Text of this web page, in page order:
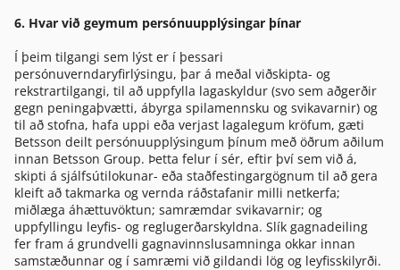
6. Hvar við geymum persónuupplýsingar þínar
Í þeim tilgangi sem lýst er í þessari
persónuverndaryfirlýsingu, þar á meðal viðskipta- og
rekstrartilgangi, til að uppfylla lagaskyldur (svo sem aðgerðir
gegn peningaþvætti, ábyrga spilamennsku og svikavarnir) og
til að stofna, hafa uppi eða verjast lagalegum kröfum, gæti
Betsson deilt persónuupplýsingum þínum með öðrum aðilum
innan Betsson Group. Þetta felur í sér, eftir því sem við á,
skipti á sjálfsútilokunar- eða staðfestingargögnum til að gera
kleift að takmarka og vernda ráðstafanir milli netkerfa;
miðlæga áhættuvöktun; samræmdar svikavarnir; og
uppfyllingu leyfis- og reglugerðarskyldna. Slík gagnadeiling
fer fram á grundvelli gagnavinnslusamninga okkar innan
samstæðunnar og í samræmi við gildandi lög og leyfisskilyrði.